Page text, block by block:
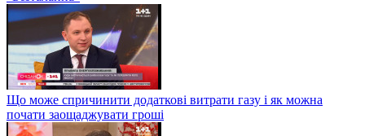
Що може спричинити додаткові витрати газу і як можна
почати заощаджувати гроші